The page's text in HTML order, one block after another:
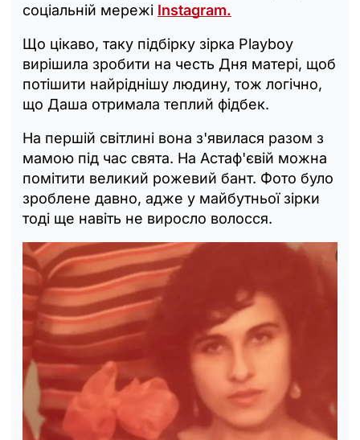
соціальній мережі Instagram.
Що цікаво, таку підбірку зірка Playboy
вирішила зробити на честь Дня матері, щоб
потішити найріднішу людину, тож логічно,
що Даша отримала теплий фідбек.
На першій світлині вона з'явилася разом з
мамою під час свята. На Астаф'євій можна
помітити великий рожевий бант. Фото було
зроблене давно, адже у майбутньої зірки
тоді ще навіть не виросло волосся.